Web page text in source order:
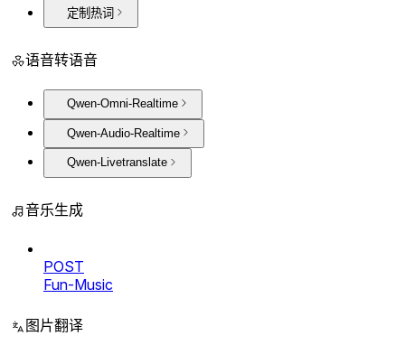
定制热词
语音转语音
Qwen-Omni-Realtime
Qwen-Audio-Realtime
Qwen-Livetranslate
音乐生成
POST
Fun-Music
图片翻译